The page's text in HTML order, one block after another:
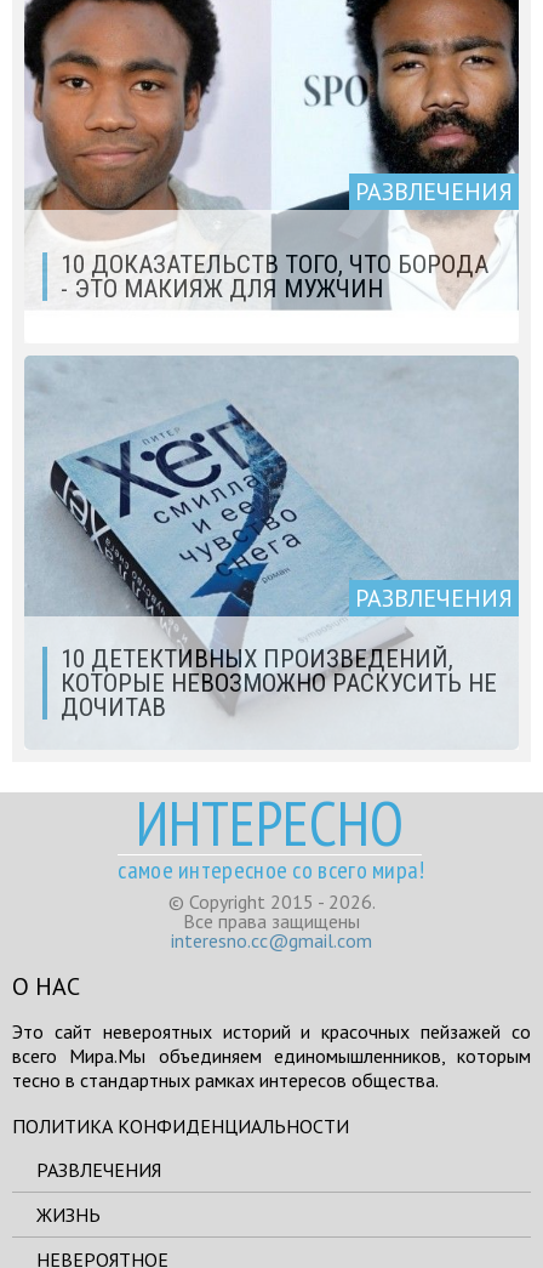
РАЗВЛЕЧЕНИЯ
10 ДОКАЗАТЕЛЬСТВ ТОГО, ЧТО БОРОДА
- ЭТО МАКИЯЖ ДЛЯ МУЖЧИН
РАЗВЛЕЧЕНИЯ
10 ДЕТЕКТИВНЫХ ПРОИЗВЕДЕНИЙ,
КОТОРЫЕ НЕВОЗМОЖНО РАСКУСИТЬ НЕ
ДОЧИТАВ
ИНТЕРЕСНО
самое интересное со всего мира!
© Copyright 2015 - 2026.
Все права защищены
interesno.cc@gmail.com
О НАС
Это сайт невероятных историй и красочных пейзажей со
всего Мира.Мы объединяем единомышленников, которым
тесно в стандартных рамках интересов общества.
ПОЛИТИКА КОНФИДЕНЦИАЛЬНОСТИ
РАЗВЛЕЧЕНИЯ
ЖИЗНЬ
НЕВЕРОЯТНОЕ